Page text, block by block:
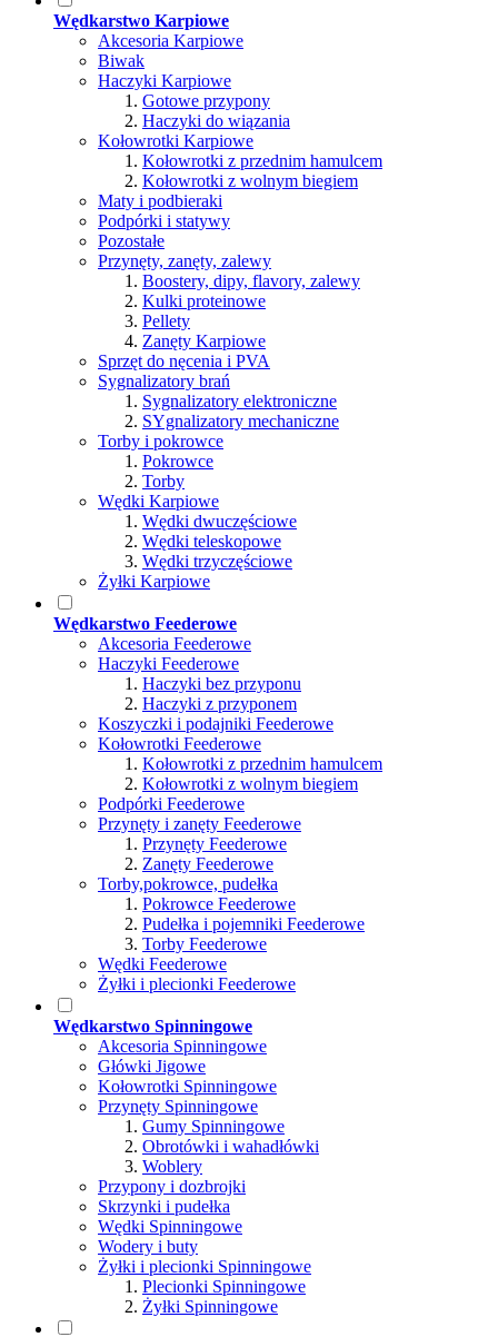
Wędkarstwo Karpiowe
Akcesoria Karpiowe
Biwak
Haczyki Karpiowe
Gotowe przypony
Haczyki do wiązania
Kołowrotki Karpiowe
Kołowrotki z przednim hamulcem
Kołowrotki z wolnym biegiem
Maty i podbieraki
Podpórki i statywy
Pozostałe
Przynęty, zanęty, zalewy
Boostery, dipy, flavory, zalewy
Kulki proteinowe
Pellety
Zanęty Karpiowe
Sprzęt do nęcenia i PVA
Sygnalizatory brań
Sygnalizatory elektroniczne
SYgnalizatory mechaniczne
Torby i pokrowce
Pokrowce
Torby
Wędki Karpiowe
Wędki dwuczęściowe
Wędki teleskopowe
Wędki trzyczęściowe
Żyłki Karpiowe
Wędkarstwo Feederowe
Akcesoria Feederowe
Haczyki Feederowe
Haczyki bez przyponu
Haczyki z przyponem
Koszyczki i podajniki Feederowe
Kołowrotki Feederowe
Kołowrotki z przednim hamulcem
Kołowrotki z wolnym biegiem
Podpórki Feederowe
Przynęty i zanęty Feederowe
Przynęty Feederowe
Zanęty Feederowe
Torby,pokrowce, pudełka
Pokrowce Feederowe
Pudełka i pojemniki Feederowe
Torby Feederowe
Wędki Feederowe
Żyłki i plecionki Feederowe
Wędkarstwo Spinningowe
Akcesoria Spinningowe
Główki Jigowe
Kołowrotki Spinningowe
Przynęty Spinningowe
Gumy Spinningowe
Obrotówki i wahadłówki
Woblery
Przypony i dozbrojki
Skrzynki i pudełka
Wędki Spinningowe
Wodery i buty
Żyłki i plecionki Spinningowe
Plecionki Spinningowe
Żyłki Spinningowe